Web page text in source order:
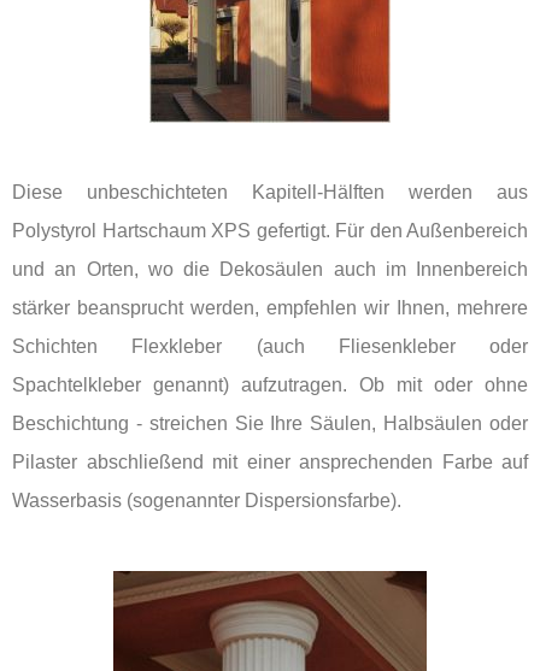
Diese unbeschichteten Kapitell-Hälften werden aus
Polystyrol Hartschaum XPS gefertigt. Für den Außenbereich
und an Orten, wo die Dekosäulen auch im Innenbereich
stärker beansprucht werden, empfehlen wir Ihnen, mehrere
Schichten Flexkleber (auch Fliesenkleber oder
Spachtelkleber genannt) aufzutragen. Ob mit oder ohne
Beschichtung - streichen Sie Ihre Säulen, Halbsäulen oder
Pilaster abschließend mit einer ansprechenden Farbe auf
Wasserbasis (sogenannter Dispersionsfarbe).